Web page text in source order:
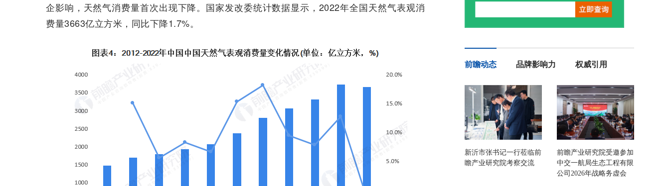
企影响，天然气消费量首次出现下降。国家发改委统计数据显示，2022年全国天然气表观消
费量3663亿立方米，同比下降1.7%。
前瞻动态 品牌影响力 权威引用
新沂市张书记一行莅临前
瞻产业研究院考察交流
前瞻产业研究院受邀参加
中交一航局生态工程有限
公司2026年战略务虚会